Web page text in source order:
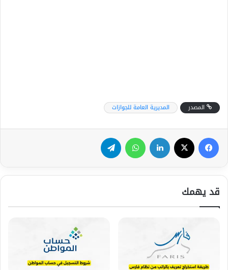
المصدر المديرية العامة للجوازات
فيسبوك لينكدإن واتساب
قد يهمك